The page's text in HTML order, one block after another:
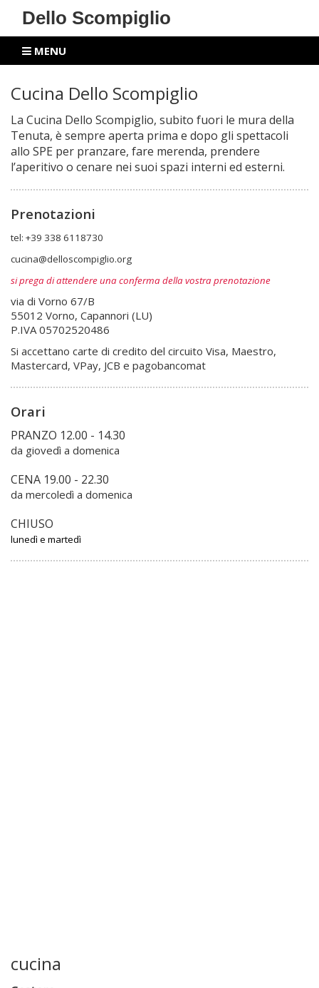
Dello Scompiglio
MENU
Cucina Dello Scompiglio
La Cucina Dello Scompiglio, subito fuori le mura della
Tenuta, è sempre aperta prima e dopo gli spettacoli
allo SPE per pranzare, fare merenda, prendere
l’aperitivo o cenare nei suoi spazi interni ed esterni.
Prenotazioni
tel: +39 338 6118730
cucina@delloscompiglio.org
si prega di attendere una conferma della vostra prenotazione
via di Vorno 67/B
55012 Vorno, Capannori (LU)
P.IVA 05702520486
Si accettano carte di credito del circuito Visa, Maestro,
Mastercard, VPay, JCB e pagobancomat
Orari
PRANZO 12.00 - 14.30
da giovedì a domenica
CENA 19.00 - 22.30
da mercoledì a domenica
CHIUSO
lunedì e martedì
cucina